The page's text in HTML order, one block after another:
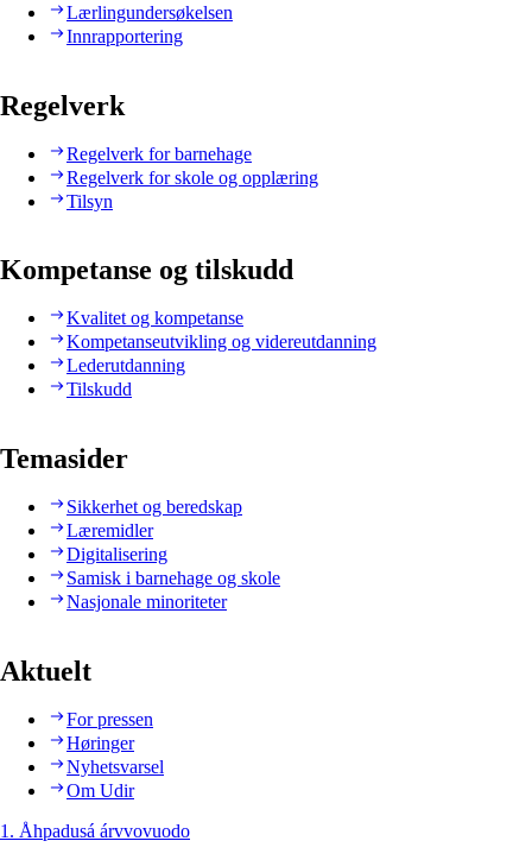
Lærlingundersøkelsen
Innrapportering
Regelverk
Regelverk for barnehage
Regelverk for skole og opplæring
Tilsyn
Kompetanse og tilskudd
Kvalitet og kompetanse
Kompetanseutvikling og videreutdanning
Lederutdanning
Tilskudd
Temasider
Sikkerhet og beredskap
Læremidler
Digitalisering
Samisk i barnehage og skole
Nasjonale minoriteter
Aktuelt
For pressen
Høringer
Nyhetsvarsel
Om Udir
1. Åhpadusá árvvovuodo